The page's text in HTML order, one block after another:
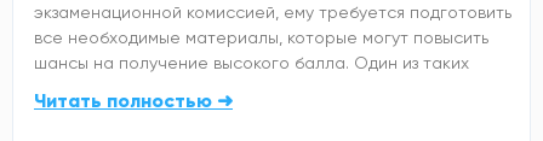
экзаменационной комиссией, ему требуется подготовить
все необходимые материалы, которые могут повысить
шансы на получение высокого балла. Один из таких
Читать полностью ➜